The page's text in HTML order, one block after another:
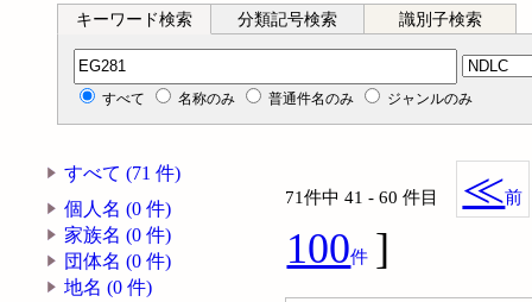
キーワード検索 分類記号検索 識別子検索
分類記号検索
すべて 名称のみ 普通件名のみ ジャンルのみ
すべて (71 件)
個人名 (0 件)
家族名 (0 件)
団体名 (0 件)
地名 (0 件)
71件中 41 - 60 件目 ≪前
100件 ]